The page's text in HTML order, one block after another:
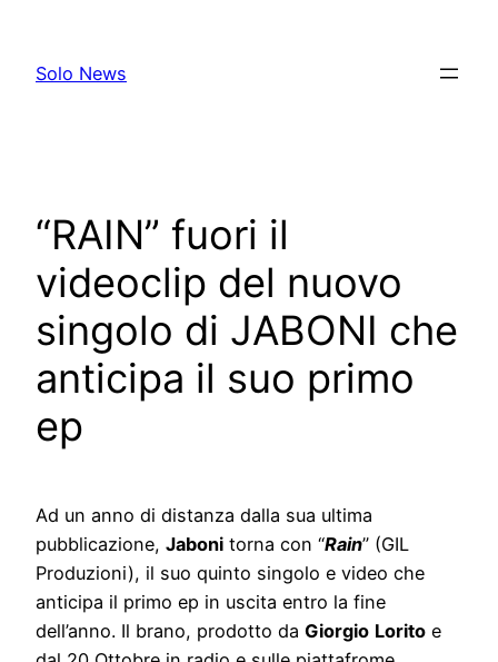
content
Solo News
“RAIN” fuori il
videoclip del nuovo
singolo di JABONI che
anticipa il suo primo
ep
Ad un anno di distanza dalla sua ultima
pubblicazione, Jaboni torna con “Rain” (GIL
Produzioni), il suo quinto singolo e video che
anticipa il primo ep in uscita entro la fine
dell’anno. Il brano, prodotto da Giorgio Lorito e